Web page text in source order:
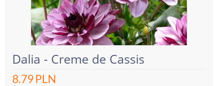
Dalia - Creme de Cassis
8.79PLN